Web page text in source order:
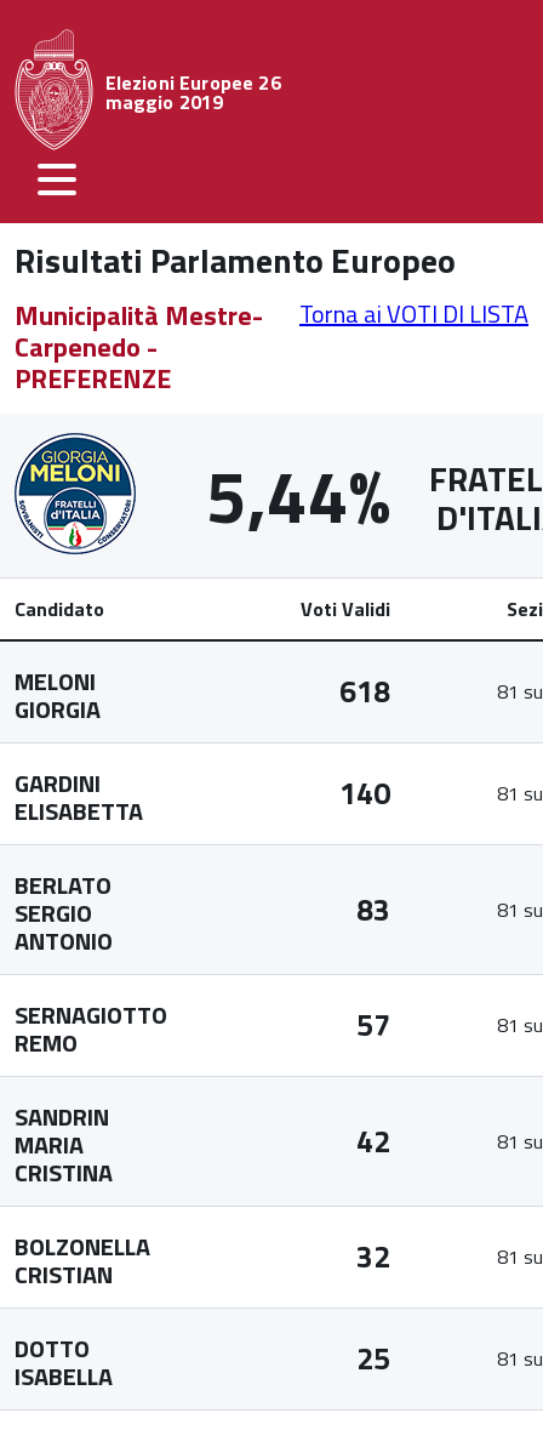
Elezioni Europee 26
maggio 2019
Risultati Parlamento Europeo
Municipalità Mestre-
Carpenedo -
PREFERENZE
Torna ai VOTI DI LISTA
5,44%
Candidato Voti Validi
MELONI
GIORGIA 618 81
GARDINI
ELISABETTA 140 81
BERLATO
SERGIO
ANTONIO
83 81
SERNAGIOTTO
REMO 57 81
SANDRIN
MARIA
CRISTINA
42 81
BOLZONELLA
CRISTIAN 32 81
DOTTO
ISABELLA 25 81